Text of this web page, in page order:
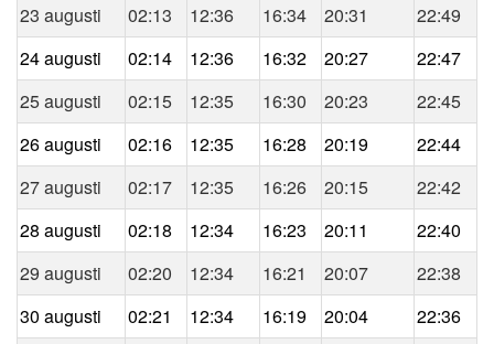
23 augusti
02:13 12:36 16:34 20:31
22:49
24 augusti
02:14 12:36 16:32 20:27
22:47
25 augusti
02:15 12:35 16:30 20:23
22:45
26 augusti
02:16 12:35 16:28 20:19
22:44
27 augusti
02:17 12:35 16:26 20:15
22:42
28 augusti
02:18 12:34 16:23 20:11
22:40
29 augusti
02:20 12:34 16:21 20:07
22:38
30 augusti
02:21 12:34 16:19 20:04
22:36